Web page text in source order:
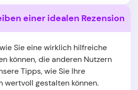
einer idealen Rezension
Sie eine wirklich hilfreiche
können, die anderen Nutzern
Tipps, wie Sie Ihre
wertvoll gestalten können.